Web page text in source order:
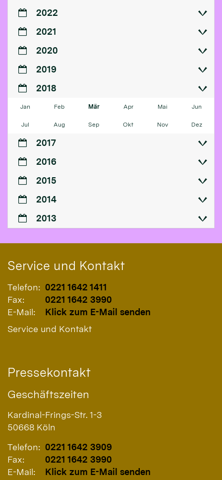
2022
2021
2020
2019
2018
Jan Feb Mär Apr Mai Jun
Jul Aug Sep Okt Nov Dez
2017
2016
2015
2014
2013
Service und Kontakt
Telefon: 0221 1642 1411
Fax:
0221 1642 3990
E-Mail:
Klick zum E-Mail senden
Service und Kontakt
Pressekontakt
Geschäftszeiten
Kardinal-Frings-Str. 1-3
50668 Köln
Telefon: 0221 1642 3909
Fax:
0221 1642 3990
E-Mail:
Klick zum E-Mail senden